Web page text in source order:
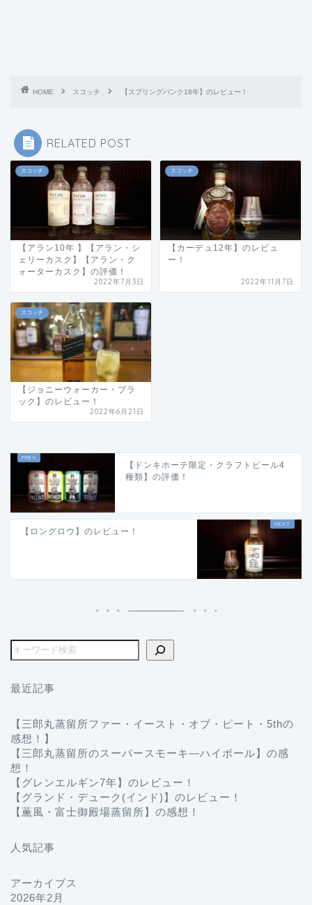
HOME スコッチ 【スプリングバンク18年】のレビュー！
RELATED POST
スコッチ
【アラン10年 】【アラン・シ
ェリーカスク】【アラン・ク
ォーターカスク】の評価！
2022年7月3日
スコッチ
【カーデュ12年】のレビュ
ー！
2022年11月7日
スコッチ
【ジョニーウォーカー・ブラ
ック】のレビュー！
2022年6月21日
【ドンキホーテ限定・クラフトビール4
種類】の評価！
【ロングロウ】のレビュー！
最近記事
【三郎丸蒸留所ファー・イースト・オブ・ピート・5thの
感想！】
【三郎丸蒸留所のスーパースモーキ―ハイボール】の感
想！
【グレンエルギン7年】のレビュー！
【グランド・デューク(インド)】のレビュー！
【薫風・富士御殿場蒸留所】の感想！
人気記事
アーカイブス
2026年2月